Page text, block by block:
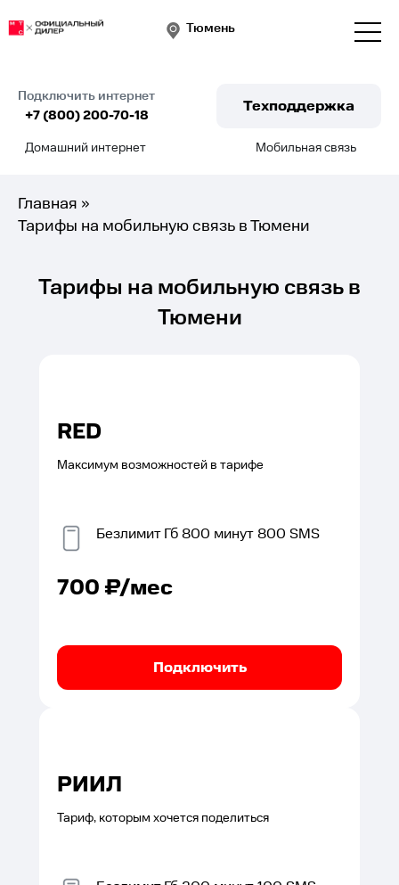
Тюмень
Подключить интернет
+7 (800) 200-70-18
Техподдержка
Домашний интернет Мобильная связь
Главная »
Тарифы на мобильную связь в Тюмени
Тарифы на мобильную связь в
Тюмени
RED
Максимум возможностей в тарифе
БезлимитГб800 минут800 SMS
700₽/мес
Подключить
РИИЛ
Тариф, которым хочется поделиться